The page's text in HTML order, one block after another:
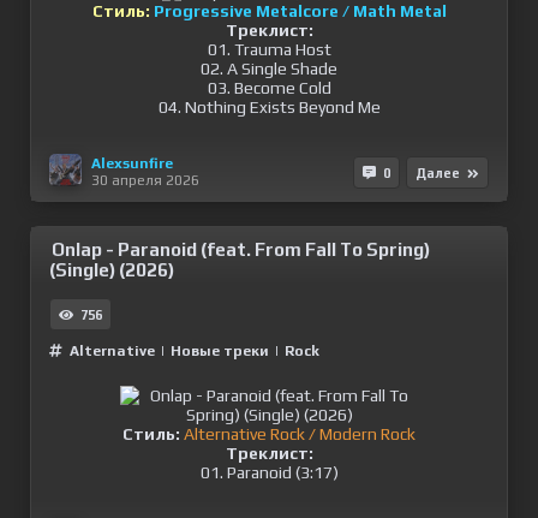
Стиль: Progressive Metalcore / Math Metal
Треклист:
01. Trauma Host
02. A Single Shade
03. Become Cold
04. Nothing Exists Beyond Me
Alexsunfire
30 апреля 2026
0 Далее
Onlap - Paranoid (feat. From Fall To Spring)
(Single) (2026)
756
Alternative | Новые треки | Rock
Стиль: Alternative Rock / Modern Rock
Треклист:
01. Paranoid (3:17)